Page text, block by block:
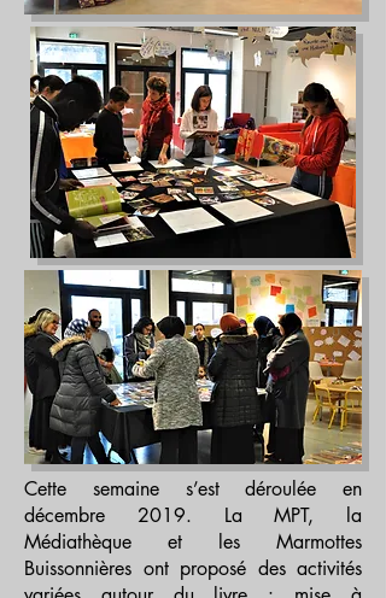
Cette semaine s’est déroulée en
décembre 2019. La MPT, la
Médiathèque et les Marmottes
Buissonnières ont proposé des activités